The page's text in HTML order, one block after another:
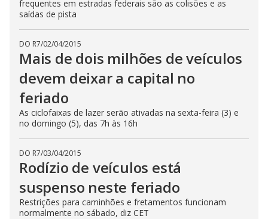
frequentes em estradas federais são as colisões e as
saídas de pista
DO R7/02/04/2015
Mais de dois milhões de veículos
devem deixar a capital no
feriado
As ciclofaixas de lazer serão ativadas na sexta-feira (3) e
no domingo (5), das 7h às 16h
DO R7/03/04/2015
Rodízio de veículos está
suspenso neste feriado
Restrições para caminhões e fretamentos funcionam
normalmente no sábado, diz CET